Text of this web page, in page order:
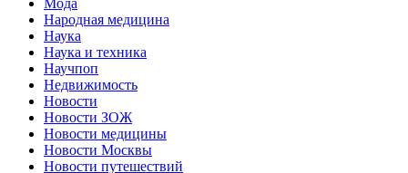
Народная медицина
Наука
Наука и техника
Научпоп
Недвижимость
Новости
Новости ЗОЖ
Новости медицины
Новости Москвы
Новости путешествий